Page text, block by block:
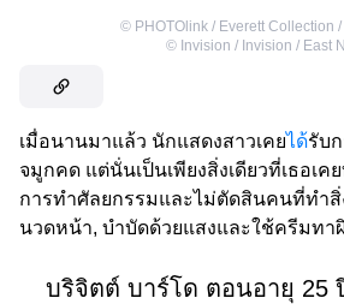
© PHOTOlink / Everett Collection
© Invision / Invision / East
เมื่อนานมาแล้ว นักแสดงสาวเคยได้รับ
จมูกคด แต่นั่นเป็นเพียงสิ่งเดียวที่เธอเค
การทำศัลยกรรมและไม่ตัดสินคนที่ทำสิ่
นวดหน้า, บำบัดด้วยแสงและใช้ครีมทา
บริจิตต์ บาร์โด ตอนอายุ 25